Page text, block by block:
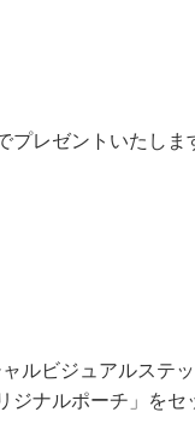
レゼントいたしま
ルビジュアルステ
ナルポーチ」をセ